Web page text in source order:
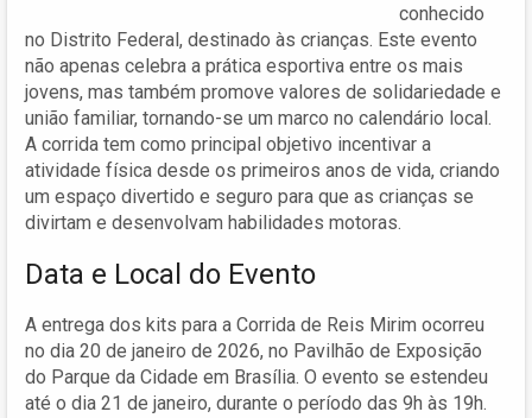
conhecido
no Distrito Federal, destinado às crianças. Este evento
não apenas celebra a prática esportiva entre os mais
jovens, mas também promove valores de solidariedade e
união familiar, tornando-se um marco no calendário local.
A corrida tem como principal objetivo incentivar a
atividade física desde os primeiros anos de vida, criando
um espaço divertido e seguro para que as crianças se
divirtam e desenvolvam habilidades motoras.
Data e Local do Evento
A entrega dos kits para a Corrida de Reis Mirim ocorreu
no dia 20 de janeiro de 2026, no Pavilhão de Exposição
do Parque da Cidade em Brasília. O evento se estendeu
até o dia 21 de janeiro, durante o período das 9h às 19h.